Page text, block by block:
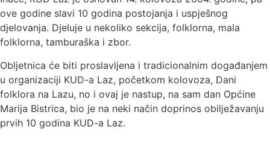
ove godine slavi 10 godina postojanja i uspješnog
djelovanja. Djeluje u nekoliko sekcija, folklorna, mala
folklorna, tamburaška i zbor.
Obljetnica će biti proslavljena i tradicionalnim događanjem
u organizaciji KUD-a Laz, početkom kolovoza, Dani
folklora na Lazu, no i ovaj je nastup, na sam dan Općine
Marija Bistrica, bio je na neki način doprinos obilježavanju
prvih 10 godina KUD-a Laz.